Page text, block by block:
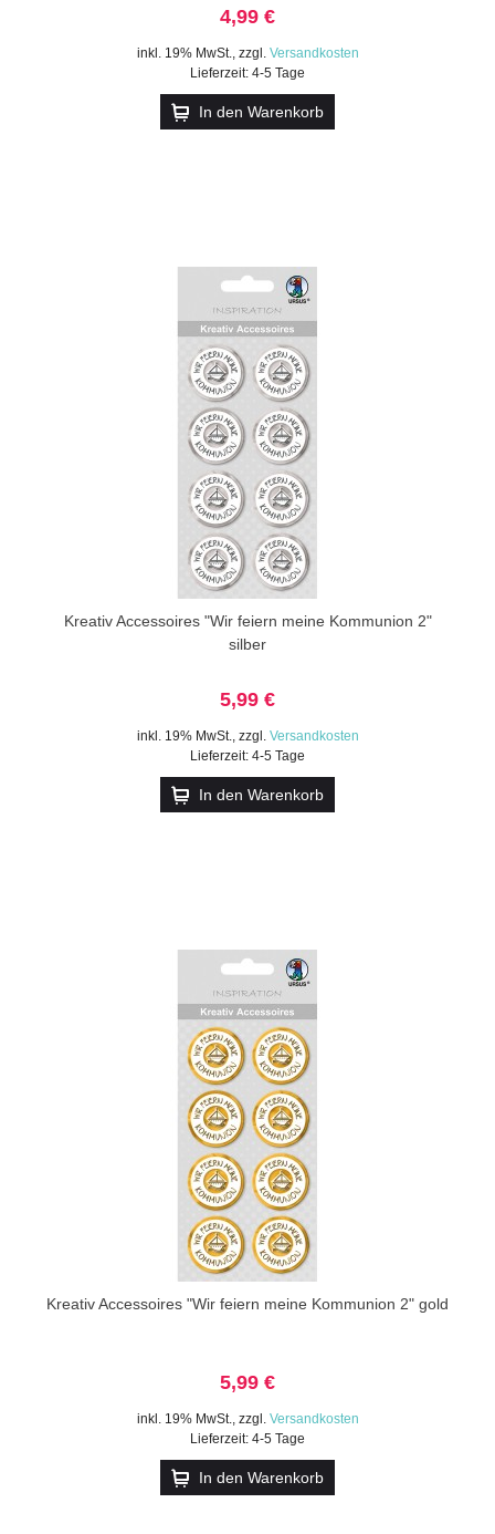
4,99 €
inkl. 19% MwSt., zzgl. Versandkosten
Lieferzeit: 4-5 Tage
In den Warenkorb
Kreativ Accessoires "Wir feiern meine Kommunion 2"
silber
5,99 €
inkl. 19% MwSt., zzgl. Versandkosten
Lieferzeit: 4-5 Tage
In den Warenkorb
Kreativ Accessoires "Wir feiern meine Kommunion 2" gold
5,99 €
inkl. 19% MwSt., zzgl. Versandkosten
Lieferzeit: 4-5 Tage
In den Warenkorb